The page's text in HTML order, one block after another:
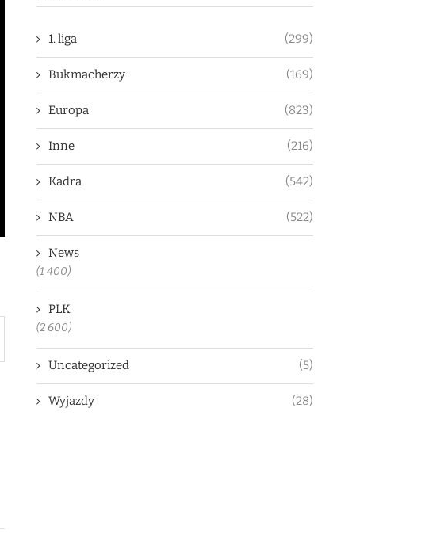
1. liga (299)
Bukmacherzy (169)
Europa (823)
Inne (216)
Kadra (542)
NBA (522)
News
(1 400)
PLK
(2 600)
Uncategorized (5)
Wyjazdy (28)